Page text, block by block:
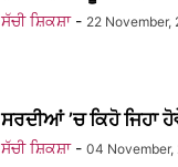
ਸੱਚੀ ਸ਼ਿਕਸ਼ਾ - 22 November,
ਸਰਦੀਆਂ ’ਚ ਕਿਹੋ ਜਿਹਾ
ਸੱਚੀ ਸ਼ਿਕਸ਼ਾ - 04 November,